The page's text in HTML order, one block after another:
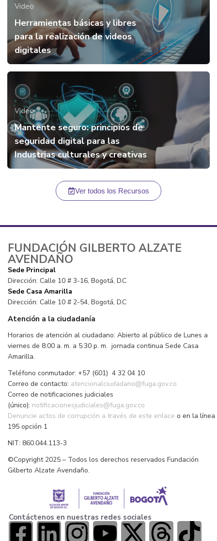
Video
Herramientas básicas y libres
para la realización de videos
digitales
Video
Mantente seguro: principios de
seguridad digital para las
Industrias culturales y creativas
Ver todos los Recursos
FUNDACIÓN GILBERTO ALZATE
AVENDAÑO
Sede Principal
Dirección: Calle 10 # 3-16, Bogotá, D.C
Sede Casa Amarilla
Dirección: Calle 10 # 2-54, Bogotá, D.C
Atención a la ciudadanía
Horarios de atención al ciudadano: Abierto al público de Lunes a
viernes de 8:00 a. m. a 5:30 p. m. jornada continua Sede Casa
Amarilla.
Teléfono conmutador: +57 (601) 4 32 04 10
Correo de contacto: atencionalciudadano@fuga.gov.co
Correo de notificaciones judiciales
(único): notificacionesjudiciales@fuga.gov.co
Denuncie actos de corrupción a través de este enlace o en la línea
195 opción 1
NIT: 860.044.113-3
©Copyright 2025 – Todos los derechos reservados Fundación
Gilberto Alzate Avendaño.
Contáctenos en nuestras redes sociales